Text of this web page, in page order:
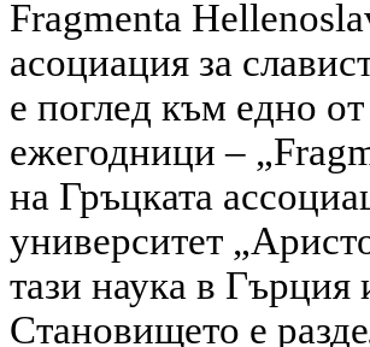
Fragmenta
асоциация за
е поглед към едно
ежегодници –
на Гръцката
университет
тази наука в Гърция
Становището е